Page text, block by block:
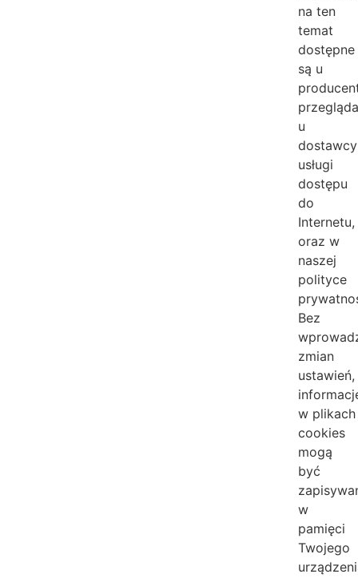
na ten
temat
dostępne
są u
u
dostawcy
usługi
dostępu
do
Internetu,
oraz w
naszej
polityce
Bez
zmian
ustawień,
w plikach
cookies
mogą
być
w
pamięci
Twojego